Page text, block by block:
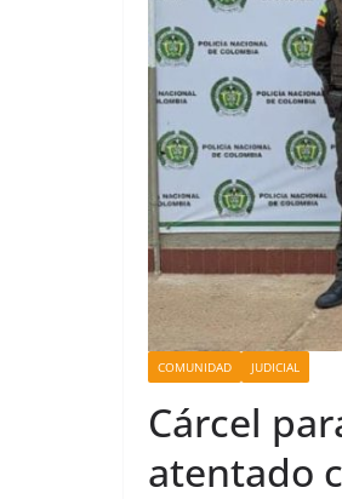
COMUNIDAD JUDICIAL
Cárcel
atentado